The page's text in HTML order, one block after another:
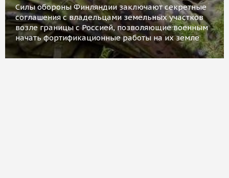
Силы обороны Финляндии заключают секретные
соглашения с владельцами земельных участков
возле границы с Россией, позволяющие военным
начать фортификационные работы на их земле